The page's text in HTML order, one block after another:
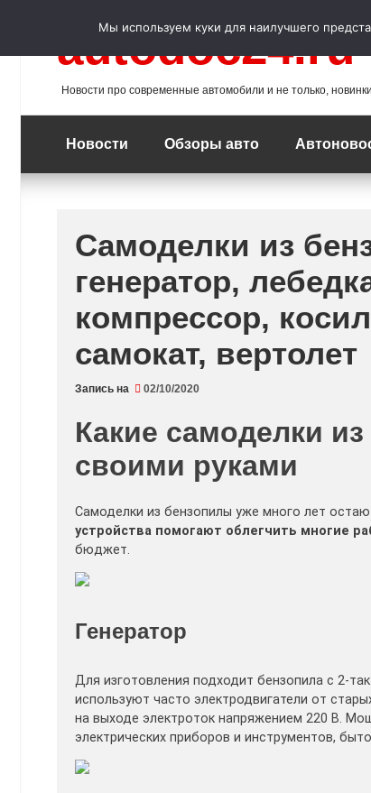
autodoc24.ru
Новости про современные автомобили и не только,
Новости Обзоры авто
Самоделки из
генератор,
компрессор,
самокат, вертолет
Запись на 02/10/2020
Какие самоделки
своими руками
Самоделки из бензопилы уже много лет
устройства помогают облегчить многие
бюджет.
Генератор
Для изготовления подходит бензопила с 2-
используют часто электродвигатели от
на выходе электроток напряжением 220 В.
электрических приборов и инструментов,
Мы используем куки для наилучшего